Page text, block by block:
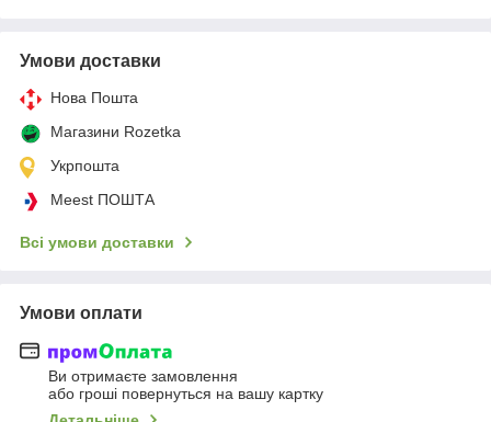
Умови доставки
Нова Пошта
Магазини Rozetka
Укрпошта
Meest ПОШТА
Всі умови доставки
Умови оплати
Ви отримаєте замовлення
або гроші повернуться на вашу картку